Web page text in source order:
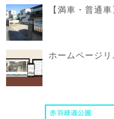
【満車・普通
ホームページ